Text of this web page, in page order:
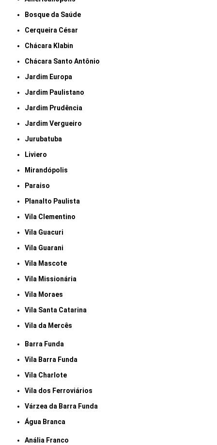
Bosque da Saúde
Cerqueira César
Chácara Klabin
Chácara Santo Antônio
Jardim Europa
Jardim Paulistano
Jardim Prudência
Jardim Vergueiro
Jurubatuba
Liviero
Mirandópolis
Paraiso
Planalto Paulista
Vila Clementino
Vila Guacuri
Vila Guarani
Vila Mascote
Vila Missionária
Vila Moraes
Vila Santa Catarina
Vila da Mercês
Barra Funda
Vila Barra Funda
Vila Charlote
Vila dos Ferroviários
Várzea da Barra Funda
Água Branca
Anália Franco